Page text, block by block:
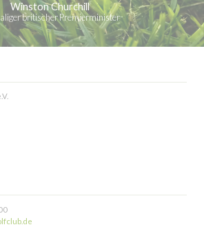
Winston Churchill
britischer Premierminister